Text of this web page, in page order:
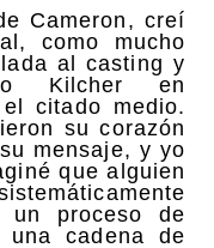
Cameron, creí
como mucho
al casting y
Kilcher en
citado medio.
su corazón
mensaje, y yo
que alguien
un proceso de
cadena de